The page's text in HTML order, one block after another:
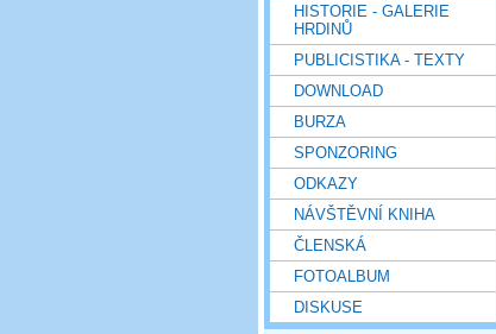
HISTORIE - GALERIE
HRDINŮ
PUBLICISTIKA - TEXTY
DOWNLOAD
BURZA
SPONZORING
ODKAZY
NÁVŠTĚVNÍ KNIHA
ČLENSKÁ
FOTOALBUM
DISKUSE